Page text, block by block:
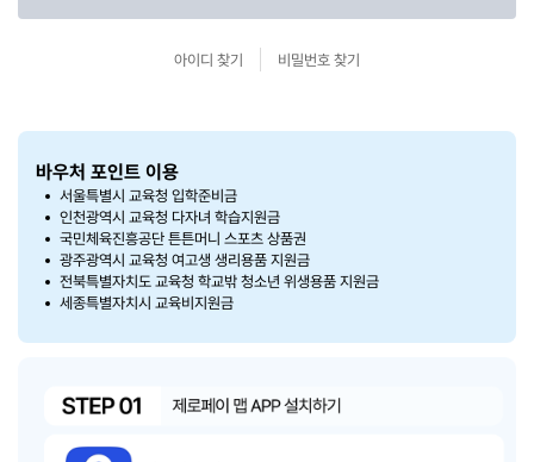
아이디 찾기 비밀번호 찾기
바우처 포인트 이용
서울특별시 교육청 입학준비금
인천광역시 교육청 다자녀 학습지원금
국민체육진흥공단 튼튼머니 스포츠 상품권
광주광역시 교육청 여고생 생리용품 지원금
전북특별자치도 교육청 학교밖 청소년 위생용품 지원금
세종특별자치시 교육비지원금